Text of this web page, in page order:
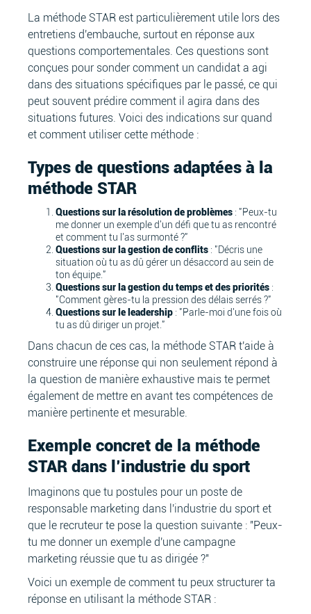
La méthode STAR est particulièrement utile lors des
entretiens d'embauche, surtout en réponse aux
questions comportementales. Ces questions sont
conçues pour sonder comment un candidat a agi
dans des situations spécifiques par le passé, ce qui
peut souvent prédire comment il agira dans des
situations futures. Voici des indications sur quand
et comment utiliser cette méthode :
Types de questions adaptées à la
méthode STAR
Questions sur la résolution de problèmes : "Peux-tu
me donner un exemple d'un défi que tu as rencontré
et comment tu l'as surmonté ?"
Questions sur la gestion de conflits : "Décris une
situation où tu as dû gérer un désaccord au sein de
ton équipe."
Questions sur la gestion du temps et des priorités :
"Comment gères-tu la pression des délais serrés ?"
Questions sur le leadership : "Parle-moi d'une fois où
tu as dû diriger un projet."
Dans chacun de ces cas, la méthode STAR t'aide à
construire une réponse qui non seulement répond à
la question de manière exhaustive mais te permet
également de mettre en avant tes compétences de
manière pertinente et mesurable.
Exemple concret de la méthode
STAR dans l’industrie du sport
Imaginons que tu postules pour un poste de
responsable marketing dans l'industrie du sport et
que le recruteur te pose la question suivante : "Peux-
tu me donner un exemple d'une campagne
marketing réussie que tu as dirigée ?"
Voici un exemple de comment tu peux structurer ta
réponse en utilisant la méthode STAR :